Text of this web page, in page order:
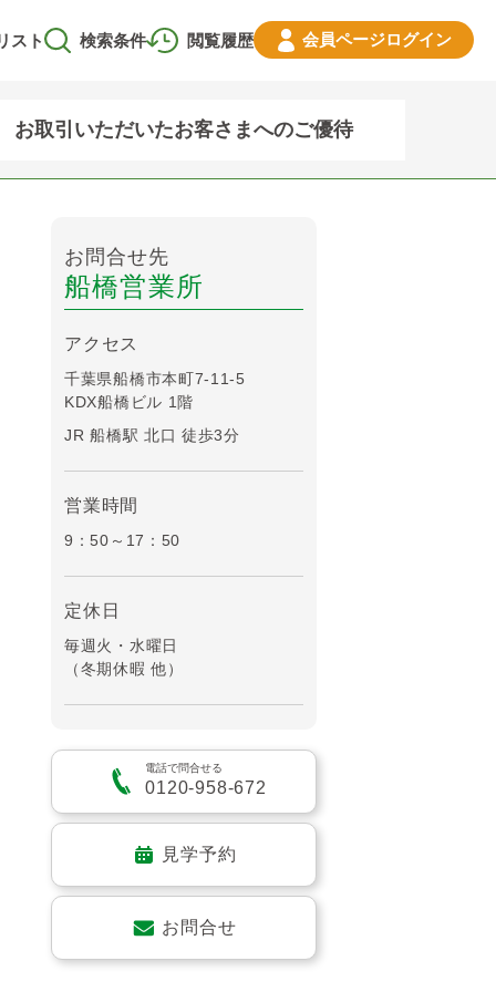
閲覧履歴
スト 検索条件 会員ページログイン
お取引いただいたお客さまへのご優待
お問合せ先
船橋営業所
アクセス
千葉県船橋市本町7-11-5
KDX船橋ビル 1階
JR 船橋駅 北口 徒歩3分
営業時間
9：50～17：50
定休日
毎週火・水曜日
（冬期休暇 他）
電話で問合せる
0120-958-672
見学予約
お問合せ